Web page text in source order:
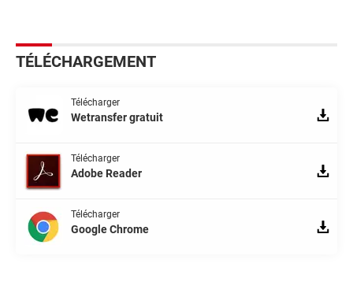
TÉLÉCHARGEMENT
Télécharger
Wetransfer gratuit
Télécharger
Adobe Reader
Télécharger
Google Chrome